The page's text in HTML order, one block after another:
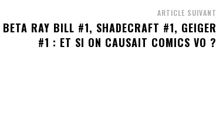
ARTICLE SUIVANT
BETA RAY BILL #1, SHADECRAFT #1, GEIGER
#1 : ET SI ON CAUSAIT COMICS VO ?